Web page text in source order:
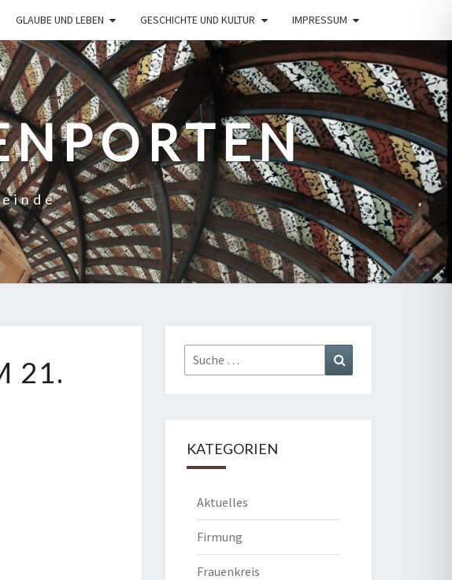
GLAUBE UND LEBEN GESCHICHTE UND KULTUR IMPRESSUM
21.
Suche
nach:
KATEGORIEN
Aktuelles
Firmung
Frauenkreis